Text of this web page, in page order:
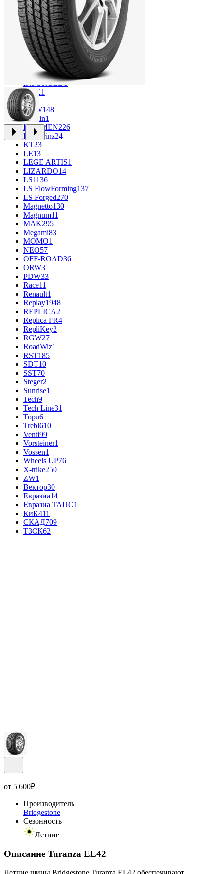
CROSS_STREET
31
Eurodisk1
FF33
FR REPLICA 1
GR34
Grizzly3
iFree965
iFree Original49
Ikon1
INFORGED1
K&K1
K72
KDW148
Keskin1
KHOMEN226
Kronprinz24
KT23
LE13
LEGE ARTIS1
LIZARDO14
LS1136
LS FlowForming137
LS Forged270
Magnetto130
Magnum11
MAK295
Megami83
MOMO1
NEO57
OFF-ROAD36
ORW3
PDW33
Race11
Renault1
Replay1948
REPLICA2
Replica FR4
RepliKey2
RGW27
RoadWiz1
RST185
SDT10
SST70
Steger2
Sunrise1
Tech9
Tech Line31
Topu6
Trebl610
Venti99
Vorsteiner1
Vossen1
Wheels UP76
X-trike250
ZW1
Вектор30
Евразиа14
Евразиа ТАПО1
КиК411
СКАД709
ТЗСК62
от 5 600₽
Производитель
Bridgestone
Сезонность
Летние
Описание Turanza EL42